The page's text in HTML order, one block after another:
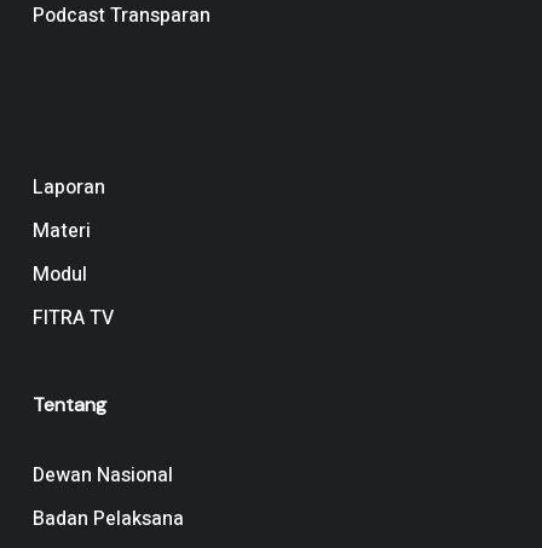
Podcast Transparan
Laporan
Materi
Modul
FITRA TV
Tentang
Dewan Nasional
Badan Pelaksana